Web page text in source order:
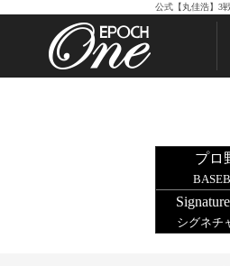
公式【丸佳浩】3
プロ
シグネチ